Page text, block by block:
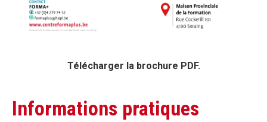
Télécharger la brochure PDF.
Informations pratiques